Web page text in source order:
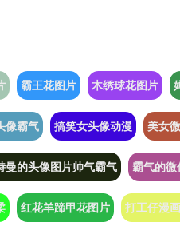
霸王花图片 木绣球花图片
像霸气 搞笑女头像动漫 美女
曼的头像图片帅气霸气 霸气的微
红花羊蹄甲花图片 打工仔漫